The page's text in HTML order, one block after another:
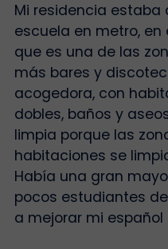
Mi residencia estaba
escuela en metro, en
que es una de las
más bares y
acogedora, con
dobles, baños y
limpia porque las
habitaciones se
Había una gran
pocos estudiantes
a mejorar mi